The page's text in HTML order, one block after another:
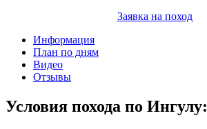
Заявка на поход
Информация
План по дням
Видео
Отзывы
Условия похода по Ингулу: